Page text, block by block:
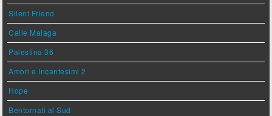
Silent Friend
Calle Malaga
Palestina 36
Amori e Incantesimi 2
Hope
Bentornati al Sud